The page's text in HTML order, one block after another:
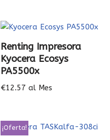
Renting Impresora
Kyocera Ecosys
PA5500x
€12.57 al Mes
¡Oferta!